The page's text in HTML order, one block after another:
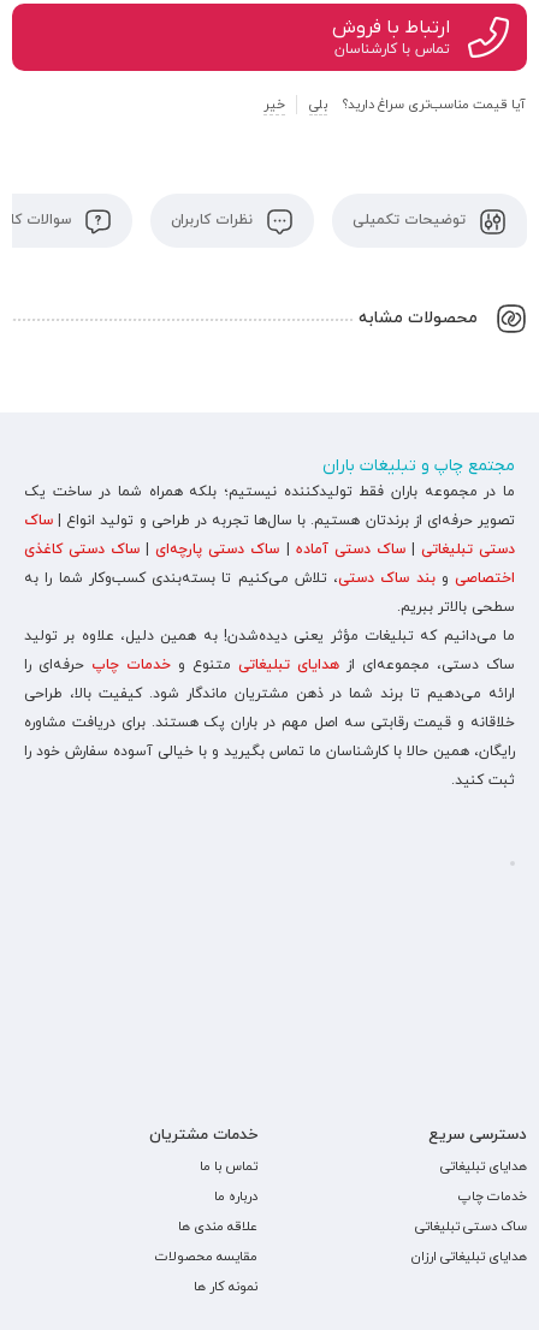
ارتباط با فروش
تماس با کارشناسان
آیا قیمت مناسب‌تری سراغ دارید؟ بلی خیر
توضیحات تکمیلی نظرات کاربران سوالات
محصولات مشابه
مجتمع چاپ و تبلیغات باران
ما در مجموعه باران فقط تولیدکننده نیستیم؛ بلکه همراه شما در ساخت یک
تصویر حرفه‌ای از برندتان هستیم. با سال‌ها تجربه در طراحی و تولید انواع | ساک
دستی تبلیغاتی |ساک دستی آماده | ساک دستی پارچه‌ای| ساک دستی کاغذی
اختصاصی وبند ساک دستی، تلاش می‌کنیم تا بسته‌بندی کسب‌وکار شما را به
سطحی بالاتر ببریم.
ما می‌دانیم که تبلیغات مؤثر یعنی دیده‌شدن! به همین دلیل، علاوه بر تولید
ساک دستی، مجموعه‌ای از هدایای تبلیغاتی متنوع و خدمات چاپ حرفه‌ای را
ارائه می‌دهیم تا برند شما در ذهن مشتریان ماندگار شود. کیفیت بالا، طراحی
خلاقانه و قیمت رقابتی سه اصل مهم در باران پک هستند. برای دریافت مشاوره
رایگان، همین حالا با کارشناسان ما تماس بگیرید و با خیالی آسوده سفارش خود را
ثبت کنید.
دسترسی سریع
هدایای تبلیغاتی
خدمات چاپ
ساک دستی تبلیغاتی
هدایای تبلیغاتی ارزان
خدمات مشتریان
تماس با ما
درباره ما
علاقه مندی ها
مقایسه محصولات
نمونه کار ها